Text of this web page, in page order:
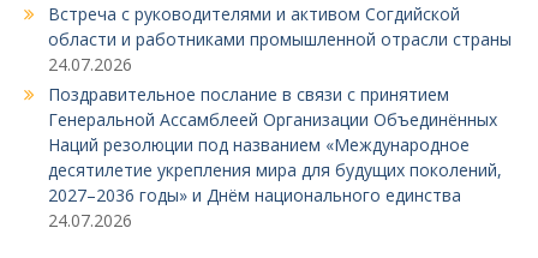
Встреча с руководителями и активом Согдийской
области и работниками промышленной отрасли страны
24.07.2026
Поздравительное послание в связи с принятием
Генеральной Ассамблеей Организации Объединённых
Наций резолюции под названием «Международное
десятилетие укрепления мира для будущих поколений,
2027–2036 годы» и Днём национального единства
24.07.2026